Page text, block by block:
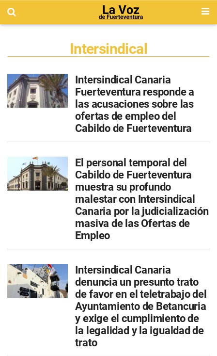
Intersindical
Intersindical Canaria
Fuerteventura responde a
las acusaciones sobre las
ofertas de empleo del
Cabildo de Fuerteventura
El personal temporal del
Cabildo de Fuerteventura
muestra su profundo
malestar con Intersindical
Canaria por la judicialización
masiva de las Ofertas de
Empleo
Intersindical Canaria
denuncia un presunto trato
de favor en el teletrabajo del
Ayuntamiento de Betancuria
y exige el cumplimiento de
la legalidad y la igualdad de
trato